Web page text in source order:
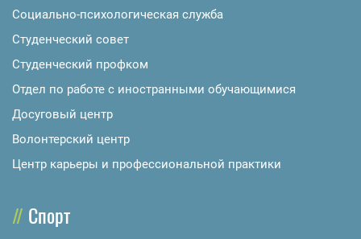
Социально-психологическая служба
Студенческий совет
Студенческий профком
Отдел по работе с иностранными обучающимися
Досуговый центр
Волонтерский центр
Центр карьеры и профессиональной практики
Спорт